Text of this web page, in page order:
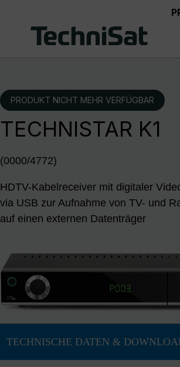
PRODUKT NICHT MEHR VERFÜGBAR
TECHNISTAR K1
(0000/4772)
HDTV-Kabelreceiver mit digitaler
via USB zur Aufnahme von TV- und
auf einen externen Datenträger